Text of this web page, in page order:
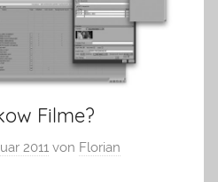
Filme?
2011 von Florian